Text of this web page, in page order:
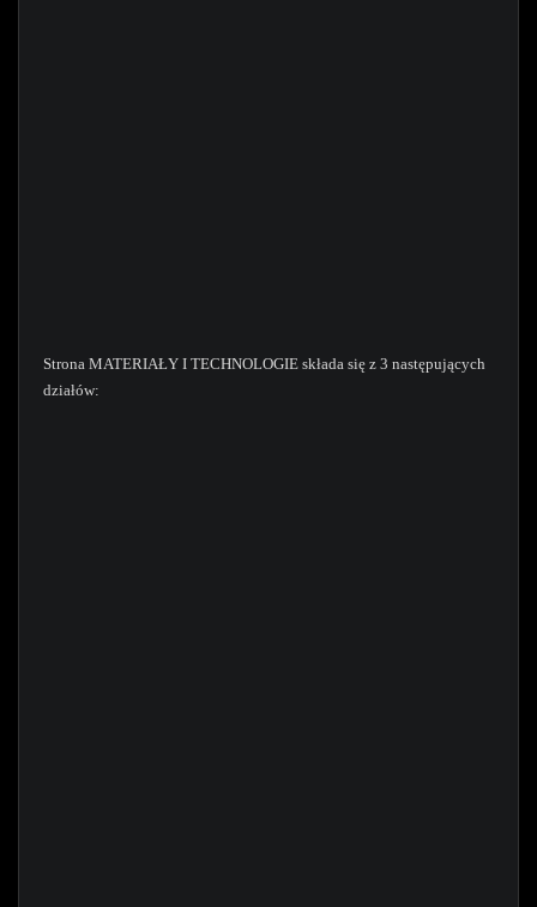
Strona MATERIAŁY I TECHNOLOGIE składa się z 3 następujących
działów: